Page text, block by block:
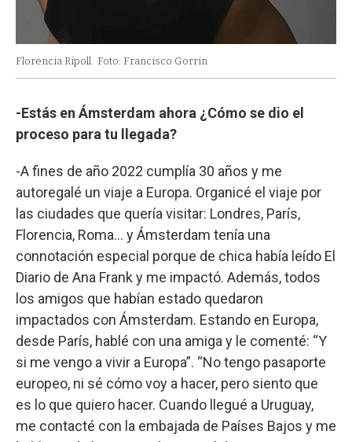
Florencia Ripoll. Foto: Francisco Gorrin
-Estás en Ámsterdam ahora ¿Cómo se dio el
proceso para tu llegada?
-A fines de año 2022 cumplía 30 años y me
autoregalé un viaje a Europa. Organicé el viaje por
las ciudades que quería visitar: Londres, París,
Florencia, Roma… y Ámsterdam tenía una
connotación especial porque de chica había leído El
Diario de Ana Frank y me impactó. Además, todos
los amigos que habían estado quedaron
impactados con Ámsterdam. Estando en Europa,
desde París, hablé con una amiga y le comenté: “Y
si me vengo a vivir a Europa”. “No tengo pasaporte
europeo, ni sé cómo voy a hacer, pero siento que
es lo que quiero hacer. Cuando llegué a Uruguay,
me contacté con la embajada de Países Bajos y me